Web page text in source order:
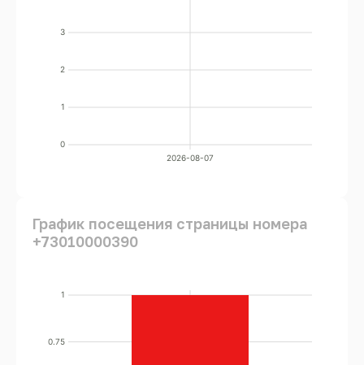
0
1
2
3
2026-08-07
График посещения страницы номера
+73010000390
0.75
1